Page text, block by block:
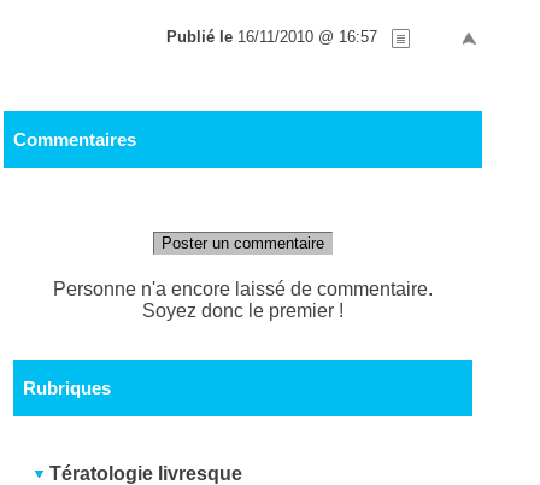
Publié le 16/11/2010 @ 16:57
Commentaires
Poster un commentaire
Personne n'a encore laissé de commentaire.
Soyez donc le premier !
Rubriques
Tératologie livresque